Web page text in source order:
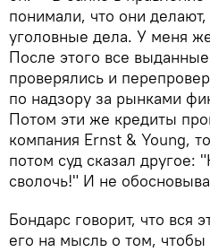
понимали, что они
уголовные дела. У меня
После этого все
проверялись и
по надзору за рынками
Потом эти же кредиты
компания Ernst & Young,
потом суд сказал другое:
сволочь!" И не
Бондарс говорит, что вся
его на мысль о том, чтобы